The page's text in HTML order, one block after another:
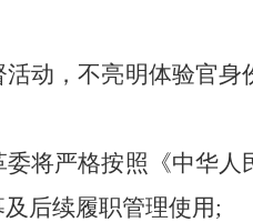
活动，不亮明体验官
委将严格按照《中华
后续履职管理使用;